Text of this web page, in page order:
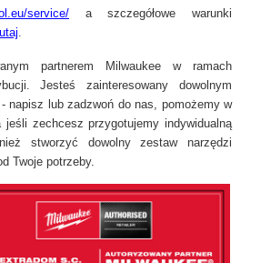
service/ a szczegółowe warunki
.
partnerem Milwaukee w ramach
Jesteś zainteresowany dowolnym
napisz lub zadzwoń do nas, pomożemy w
jeśli zechcesz przygotujemy indywidualną
stworzyć dowolny zestaw narzędzi
Twoje potrzeby.